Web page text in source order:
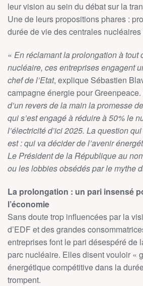
leur vision au sein du débat sur la
Une de leurs propositions phares :
durée de vie des centrales
« En réclamant la prolongation à tout
nucléaire, ces entreprises engagent
chef de l’Etat, explique Sébastien
campagne énergie pour Greenpeace.
d’un revers de la main la promesse
qui s’est engagé à réduire à 50% le
l’électricité d’ici 2025. La question
est : qui va décider de l’avenir
Le Président de la République au
ou les lobbies obsédés par le mythe
La prolongation : un pari insensé
l’économie
Sans doute trop influencées par la
d’EDF et des grandes
entreprises font le pari désespéré de
parc nucléaire. Elles disent vouloir «
énergétique compétitive dans la
trompent.